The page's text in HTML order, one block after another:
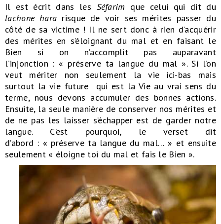
Il est écrit dans les Séfarim que celui qui dit du
lachone hara risque de voir ses mérites passer du
côté de sa victime ! Il ne sert donc à rien d’acquérir
des mérites en s’éloignant du mal et en faisant le
Bien si on n’accomplit pas auparavant
l’injonction : « préserve ta langue du mal ». Si l’on
veut mériter non seulement la vie ici-bas mais
surtout la vie future qui est la Vie au vrai sens du
terme, nous devons accumuler des bonnes actions.
Ensuite, la seule manière de conserver nos mérites et
de ne pas les laisser s’échapper est de garder notre
langue. C’est pourquoi, le verset dit
d’abord : « préserve ta langue du mal… » et ensuite
seulement « éloigne toi du mal et fais le Bien ».